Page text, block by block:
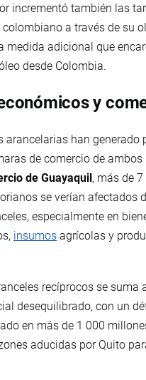
incrementó también las
colombiano a través de su
medida adicional que
desde Colombia.
y
arancelarias han generado
de comercio de ambos
de Guayaquil, más de 7
se verían afectados
especialmente en
insumos agrícolas y
recíprocos se suma
desequilibrado, con un
en más de 1 000
aducidas por Quito